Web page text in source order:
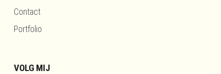
Contact
Portfolio
VOLG MIJ